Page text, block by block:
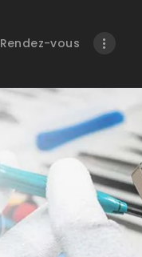
Rendez-vous